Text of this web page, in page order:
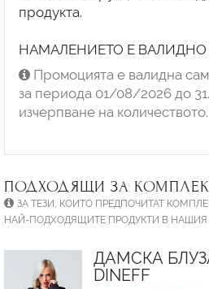
продукта.
НАМАЛЕНИЕТО Е
Промоцията е валидна
за периода 01/08/2026 до
изчерпване на количеството.
ПОДХОДЯЩИ ЗА
ЗА ТЕЗИ, КОИТО ПРЕДПОЧИТАТ
НАЙ-ПОДХОДЯЩИТЕ ПРОДУКТИ В НАШИЯ
ДАМСКА
DINEFF